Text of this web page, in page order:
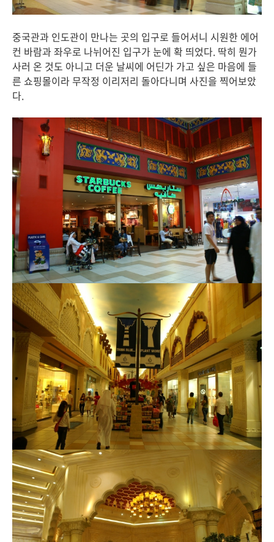
중국관과 인도관이 만나는 곳의 입구로 들어서니 시원한 에어
컨 바람과 좌우로 나뉘어진 입구가 눈에 확 띄었다. 딱히 뭔가
사러 온 것도 아니고 더운 날씨에 어딘가 가고 싶은 마음에 들
른 쇼핑몰이라 무작정 이리저리 돌아다니며 사진을 찍어보았
다.